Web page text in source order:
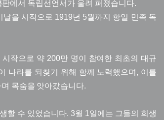
에서 독립선언서가 울려 퍼졌습니다.
을 시작으로 1919년 5월까지 항일 민족 독
작으로 약 200만 명이 참여한 최초의 대규
나라를 되찾기 위해 함께 노력했으며, 이를
목숨을 앗아갔습니다.
할 수 있었습니다. 3월 1일에는 그들의 희생